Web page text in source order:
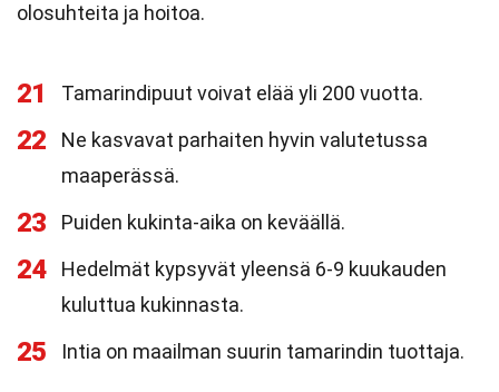
olosuhteita ja hoitoa.
21 Tamarindipuut voivat elää yli 200 vuotta.
22
Ne kasvavat parhaiten hyvin valutetussa
maaperässä.
23 Puiden kukinta-aika on keväällä.
24
Hedelmät kypsyvät yleensä 6-9 kuukauden
kuluttua kukinnasta.
25 Intia on maailman suurin tamarindin tuottaja.